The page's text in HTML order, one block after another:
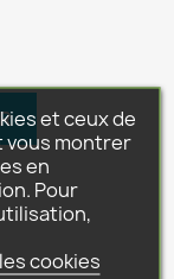
et ceux de
vous montrer
en
Pour
cookies